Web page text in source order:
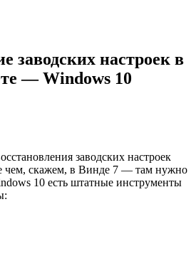
заводских настроек в
— Windows 10
заводских настроек
чем, скажем, в Винде 7 — там нужно
10 есть штатные инструменты